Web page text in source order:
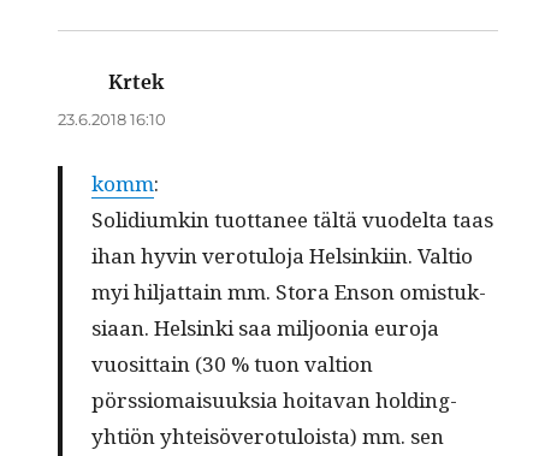
Krtek
23.6.2018 16:10
komm:
Solid­i­umkin tuot­ta­nee tältä vuodelta taas
ihan hyvin vero­tu­lo­ja Helsinki­in. Val­tio
myi hil­jat­tain mm. Sto­ra Enson omis­tuk­
si­aan. Helsin­ki saa miljoo­nia euro­ja
vuosit­tain (30 % tuon val­tion
pörssiomaisuuk­sia hoita­van hold­ing-
yhtiön yhteisövero­tu­loista) mm. sen